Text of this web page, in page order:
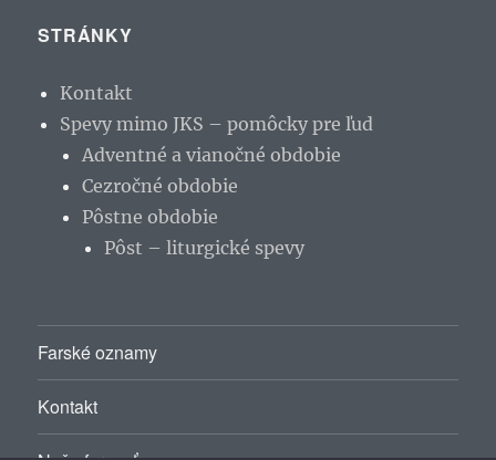
STRÁNKY
Kontakt
Spevy mimo JKS – pomôcky pre ľud
Adventné a vianočné obdobie
Cezročné obdobie
Pôstne obdobie
Pôst – liturgické spevy
Farské oznamy
Kontakt